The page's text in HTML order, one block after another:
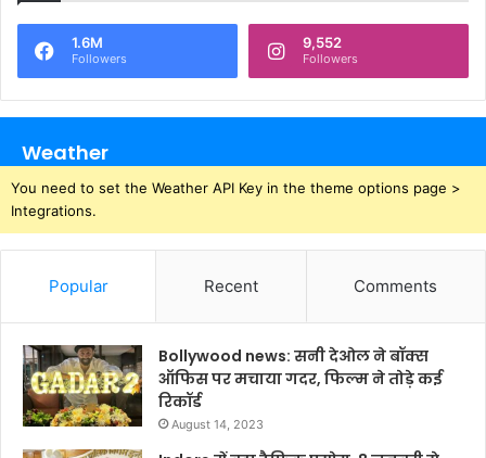
1.6M
Followers
9,552
Followers
Weather
You need to set the Weather API Key in the theme options page >
Integrations.
Popular Recent Comments
Bollywood news: सनी देओल ने बॉक्स
ऑफिस पर मचाया गदर, फिल्म ने तोड़े कई
रिकॉर्ड
August 14, 2023